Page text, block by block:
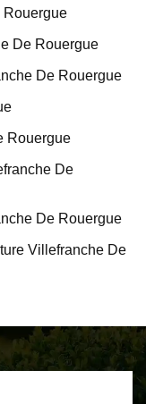
Rouergue
De Rouergue
De Rouergue
Rouergue
De
De Rouergue
Villefranche De